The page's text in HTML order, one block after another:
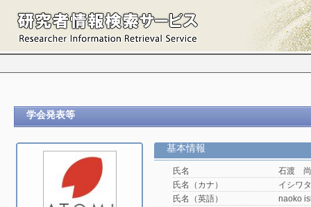
学会発表等
基本情報
氏名
石渡
氏名（カナ）
イシワ
氏名（英語）
naoko